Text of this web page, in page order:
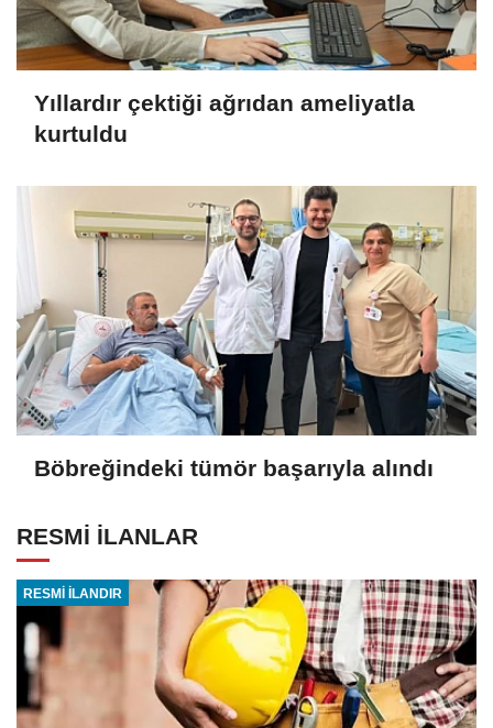
Yıllardır çektiği ağrıdan ameliyatla
kurtuldu
Böbreğindeki tümör başarıyla alındı
RESMİ İLANLAR
RESMİ İLANDIR